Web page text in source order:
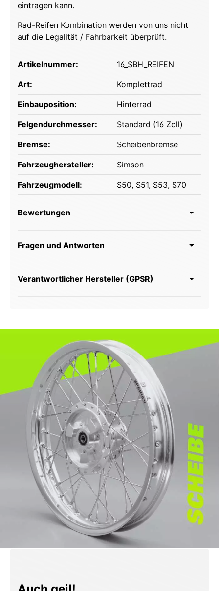
eintragen kann.
Rad-Reifen Kombination werden von uns nicht
auf die Legalität / Fahrbarkeit überprüft.
Artikelnummer: 16_SBH_REIFEN
Art: Komplettrad
Einbauposition: Hinterrad
Felgendurchmesser: Standard (16 Zoll)
Bremse: Scheibenbremse
Fahrzeughersteller: Simson
Fahrzeugmodell: S50, S51, S53, S70
Bewertungen
Fragen und Antworten
Verantwortlicher Hersteller (GPSR)
Produktgalerie überspringen